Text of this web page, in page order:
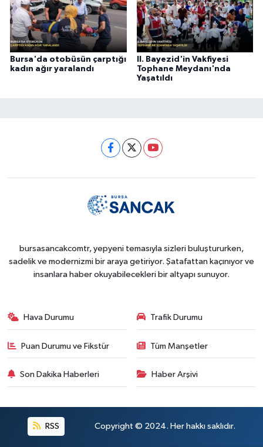
Bursa'da otobüsün çarptığı
kadın ağır yaralandı
II. Bayezid'in Vakfiyesi
Tophane Meydanı'nda
Yaşatıldı
bursasancakcomtr, yepyeni temasıyla sizleri buluştururken,
sadelik ve modernizmi bir araya getiriyor. Şatafattan kaçınıyor ve
insanlara haber okuyabilecekleri bir altyapı sunuyor.
Hava Durumu Trafik Durumu
Puan Durumu ve Fikstür Tüm Manşetler
Son Dakika Haberleri Haber Arşivi
RSS Copyright © 2024. Her hakkı saklıdır.